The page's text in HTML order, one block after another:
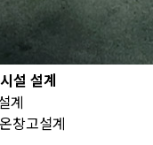
설 설계
계
창고설계